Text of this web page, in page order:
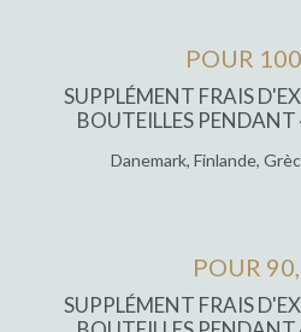
POUR
SUPPLÉMENT FRAIS
BOUTEILLES
Danemark, Finlande,
POUR
SUPPLÉMENT FRAIS